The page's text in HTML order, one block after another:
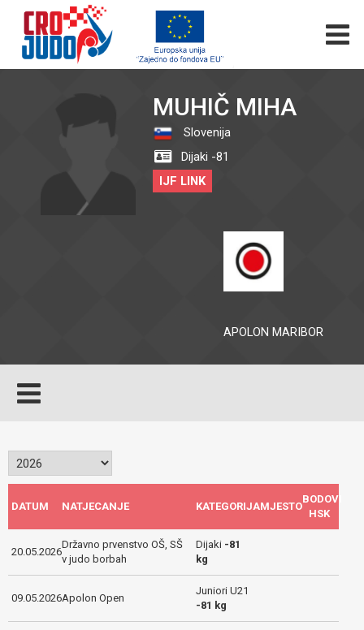
MUHIČ MIHA
Slovenija
Dijaki -81
IJF LINK
APOLON MARIBOR
DATUM NATJECANJE KATEGORIJAMJESTO
BODOVI
HSK
20.05.2026
Državno prvenstvo OŠ, SŠ
v judo borbah
Dijaki -81
kg
09.05.2026Apolon Open
Juniori U21
-81 kg